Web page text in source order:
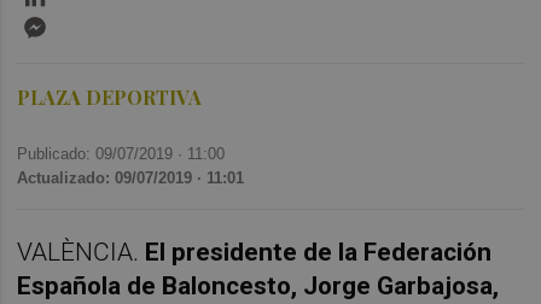
PLAZA DEPORTIVA
Publicado: 09/07/2019 · 11:00
Actualizado: 09/07/2019 · 11:01
VALÈNCIA. El presidente de la Federación
Española de Baloncesto, Jorge Garbajosa,